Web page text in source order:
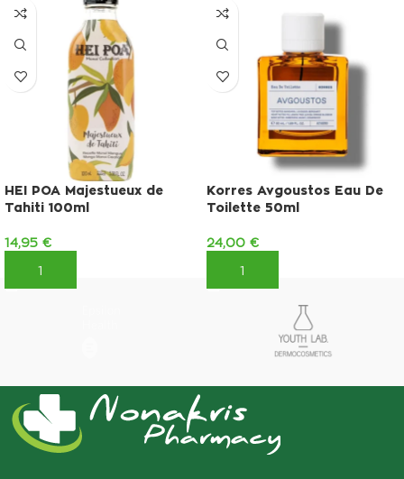
HEI POA Majestueux de
Tahiti 100ml
14,95 €
ΠΡΟΣΘΉΚΗ ΣΤΟ ΚΑΛΆΘΙ
Korres Avgoustos Eau De
Toilette 50ml
24,00 €
ΠΡΟΣΘΉΚΗ ΣΤΟ ΚΑΛΆΘΙ